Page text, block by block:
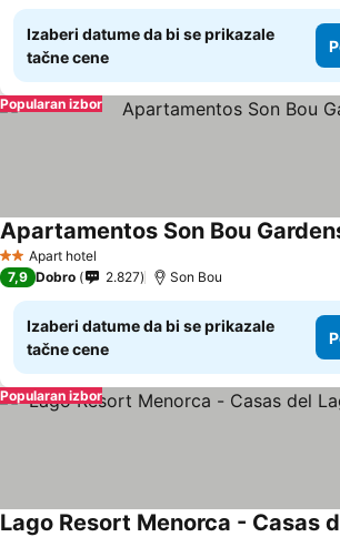
Izaberi datume da bi se prikazale
tačne cene
Popularan izbor
2 Zvezdice
Apart hotel
Apartamentos Son Bou
7,9 Dobro 2.827 Son Bou
Izaberi datume da bi se prikazale
tačne cene
Popularan izbor